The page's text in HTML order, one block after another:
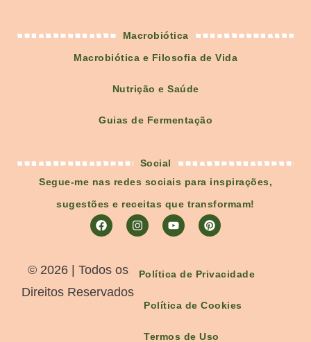
Macrobiótica
Macrobiótica e Filosofia de Vida
Nutrição e Saúde
Guias de Fermentação
Social
Segue-me nas redes sociais para inspirações,
sugestões e receitas que transformam!
©️ 2026 | Todos os
Direitos Reservados
Política de Privacidade
Política de Cookies
Termos de Uso